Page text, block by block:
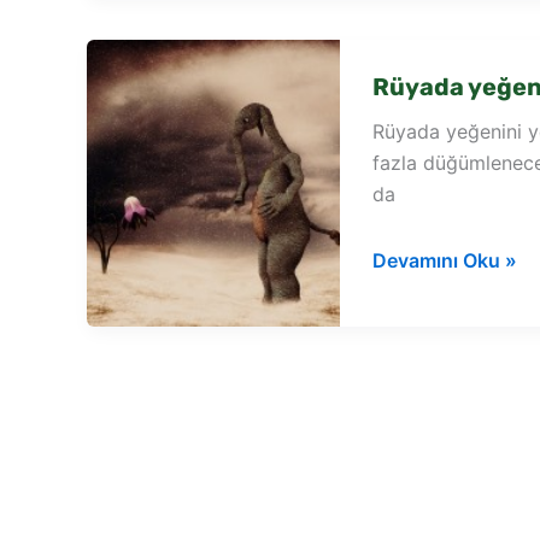
Rüyada
Rüyada yeğenini
fazla
da
Rüyada
Devamını Oku »